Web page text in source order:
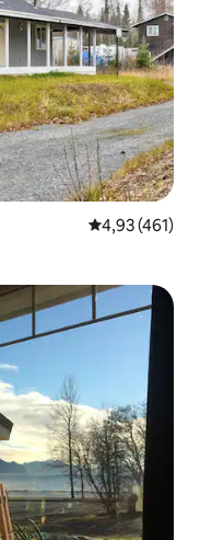
4,93 de uma
4,93 (461)